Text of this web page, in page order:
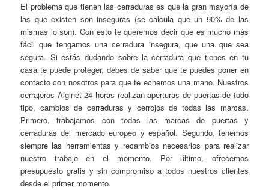
El problema que tienen las cerraduras es que la gran mayoría de
las que existen son inseguras (se calcula que un 90% de las
mismas lo son). Con esto te queremos decir que es mucho más
fácil que tengamos una cerradura insegura, que una que sea
segura. Si estás dudando sobre la cerradura que tienes en tu
casa te puede proteger, debes de saber que te puedes poner en
contacto con nosotros para que te echemos una mano. Nuestros
cerrajeros Alginet 24 horas realizan aperturas de puertas de todo
tipo, cambios de cerraduras y cerrojos de todas las marcas.
Primero, trabajamos con todas las marcas de puertas y
cerraduras del mercado europeo y español. Segundo, tenemos
siempre las herramientas y recambios necesarios para realizar
nuestro trabajo en el momento. Por último, ofrecemos
presupuesto gratis y sin compromiso a todos nuestros clientes
desde el primer momento.